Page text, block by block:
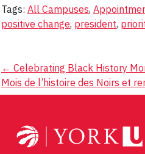
Tags: All Campuses,
positive change, president,
Post
navigation
← Celebrating Black History
Mois de l’histoire des Noirs et